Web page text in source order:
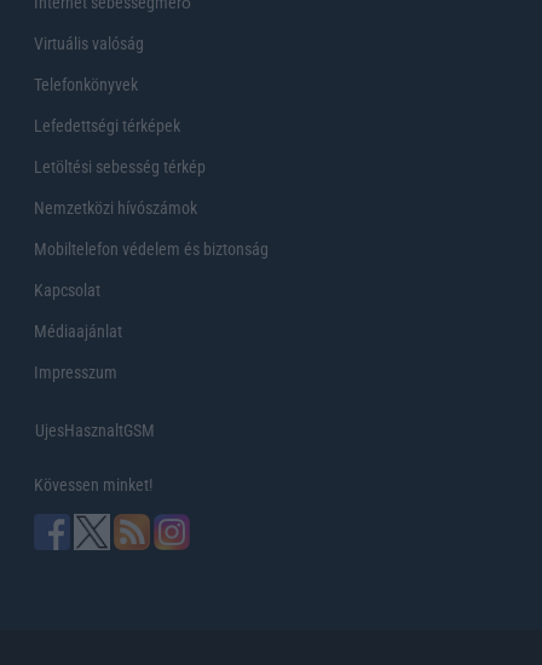
Virtuális valóság
Telefonkönyvek
Lefedettségi térképek
Letöltési sebesség térkép
Nemzetközi hívószámok
Mobiltelefon védelem és biztonság
Kapcsolat
Médiaajánlat
Impresszum
UjesHasznaltGSM
Kövessen minket!